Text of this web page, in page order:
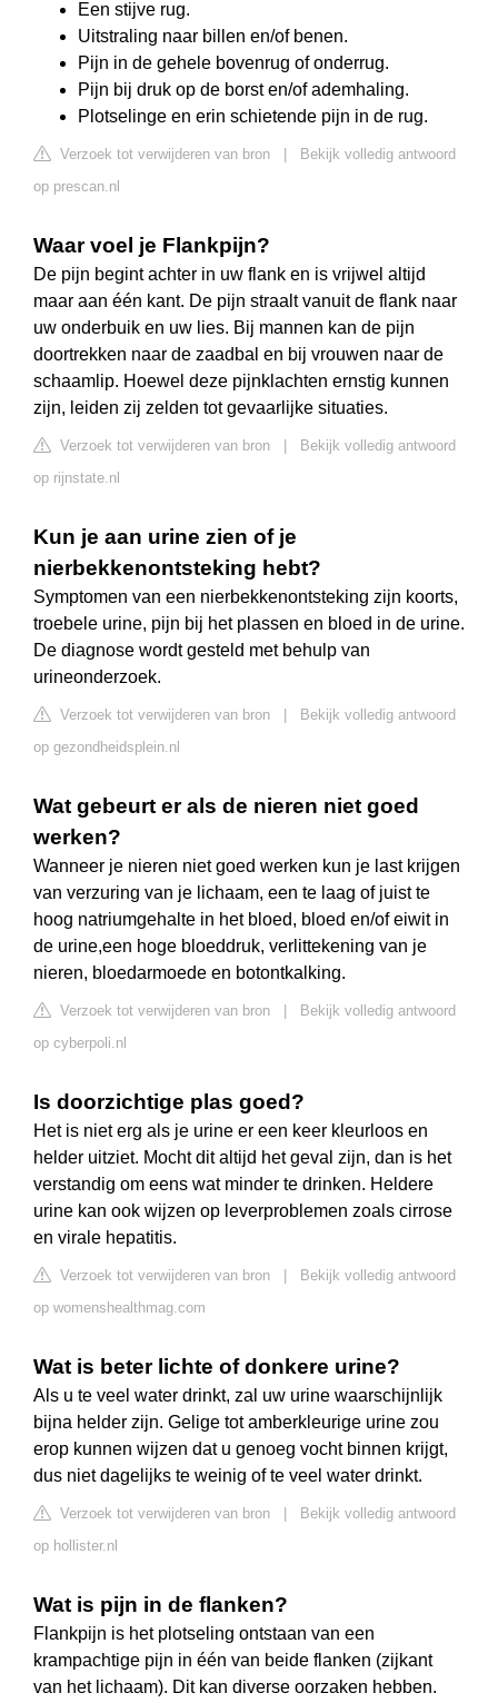
Een stijve rug.
Uitstraling naar billen en/of benen.
Pijn in de gehele bovenrug of onderrug.
Pijn bij druk op de borst en/of ademhaling.
Plotselinge en erin schietende pijn in de rug.
Verzoek tot verwijderen van bron
Bekijk volledig antwoord
op prescan.nl
Waar voel je Flankpijn?
De pijn begint achter in uw flank en is vrijwel altijd
maar aan één kant. De pijn straalt vanuit de flank naar
uw onderbuik en uw lies. Bij mannen kan de pijn
doortrekken naar de zaadbal en bij vrouwen naar de
schaamlip. Hoewel deze pijnklachten ernstig kunnen
zijn, leiden zij zelden tot gevaarlijke situaties.
Verzoek tot verwijderen van bron
Bekijk volledig antwoord
op rijnstate.nl
Kun je aan urine zien of je
nierbekkenontsteking hebt?
Symptomen van een nierbekkenontsteking zijn koorts,
troebele urine, pijn bij het plassen en bloed in de urine.
De diagnose wordt gesteld met behulp van
urineonderzoek.
Verzoek tot verwijderen van bron
Bekijk volledig antwoord
op gezondheidsplein.nl
Wat gebeurt er als de nieren niet goed
werken?
Wanneer je nieren niet goed werken kun je last krijgen
van verzuring van je lichaam, een te laag of juist te
hoog natriumgehalte in het bloed, bloed en/of eiwit in
de urine,een hoge bloeddruk, verlittekening van je
nieren, bloedarmoede en botontkalking.
Verzoek tot verwijderen van bron
Bekijk volledig antwoord
op cyberpoli.nl
Is doorzichtige plas goed?
Het is niet erg als je urine er een keer kleurloos en
helder uitziet. Mocht dit altijd het geval zijn, dan is het
verstandig om eens wat minder te drinken. Heldere
urine kan ook wijzen op leverproblemen zoals cirrose
en virale hepatitis.
Verzoek tot verwijderen van bron
Bekijk volledig antwoord
op womenshealthmag.com
Wat is beter lichte of donkere urine?
Als u te veel water drinkt, zal uw urine waarschijnlijk
bijna helder zijn. Gelige tot amberkleurige urine zou
erop kunnen wijzen dat u genoeg vocht binnen krijgt,
dus niet dagelijks te weinig of te veel water drinkt.
Verzoek tot verwijderen van bron
Bekijk volledig antwoord
op hollister.nl
Wat is pijn in de flanken?
Flankpijn is het plotseling ontstaan van een
krampachtige pijn in één van beide flanken (zijkant
van het lichaam). Dit kan diverse oorzaken hebben.